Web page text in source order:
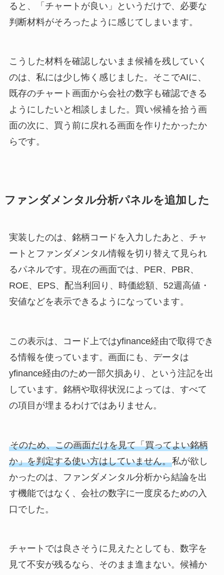
ると、「チャートが良い」というだけで、必要な
判断材料がそろったように感じてしまいます。
こうした材料を確認しないまま候補を残していく
のは、私には少し怖く感じました。そこでAIに、
既存のチャート画面から会社の数字も確認できる
ようにしたいと相談しました。買い候補を拾う画
面の次に、買う前に戻れる画面を作りたかったか
らです。
ファンダメンタル分析パネルを追加した
実装したのは、銘柄コードを入力したあと、チャ
ートとファンダメンタル情報を切り替えて見られ
るパネルです。現在の画面では、PER、PBR、
ROE、EPS、配当利回り、時価総額、52週高値・
安値などを表示できるようになっています。
この表示は、コード上ではyfinance経由で取得でき
る情報を使っています。画面にも、データは
yfinance経由のため一部欠損あり、という注記を出
しています。銘柄や取得状況によっては、すべて
の項目が埋まるわけではありません。
そのため、この画面だけを見て「買ってよい銘柄
か」を判定する使い方はしていません。私が欲し
かったのは、ファンダメンタル分析から結論を出
す機能ではなく、会社の数字に一度戻るための入
口でした。
チャートでは良さそうに見えたとしても、数字を
見て不安が残るなら、そのまま進まない。候補か